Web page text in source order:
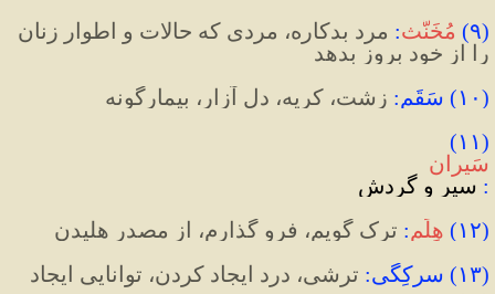
(۹) مُخَنَّث:
را از خود بروز بدهد
(۱۰) سَقَم: زشت، کریه، دل آزار، بیمارگونه
(۱۱)
سَیران
: سیر و گردش
(۱۲) هِلَم: ترک گویم، فرو گذارم، از مصدر هلیدن
(۱۳) سرکِگی: ترشی،